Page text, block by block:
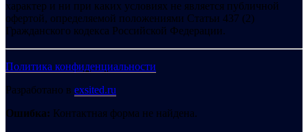
характер и ни при каких условиях не является публичной
офертой, определяемой положениями Статьи 437 (2)
Гражданского кодекса Российской Федерации.
Политика конфиденциальности
Разработано в exsited.ru
Ошибка: Контактная форма не найдена.